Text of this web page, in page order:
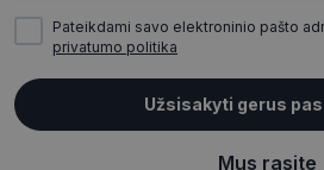
Pateikdami savo elektroninio pašto
privatumo politika
Užsisakyti gerus
Mus rasite